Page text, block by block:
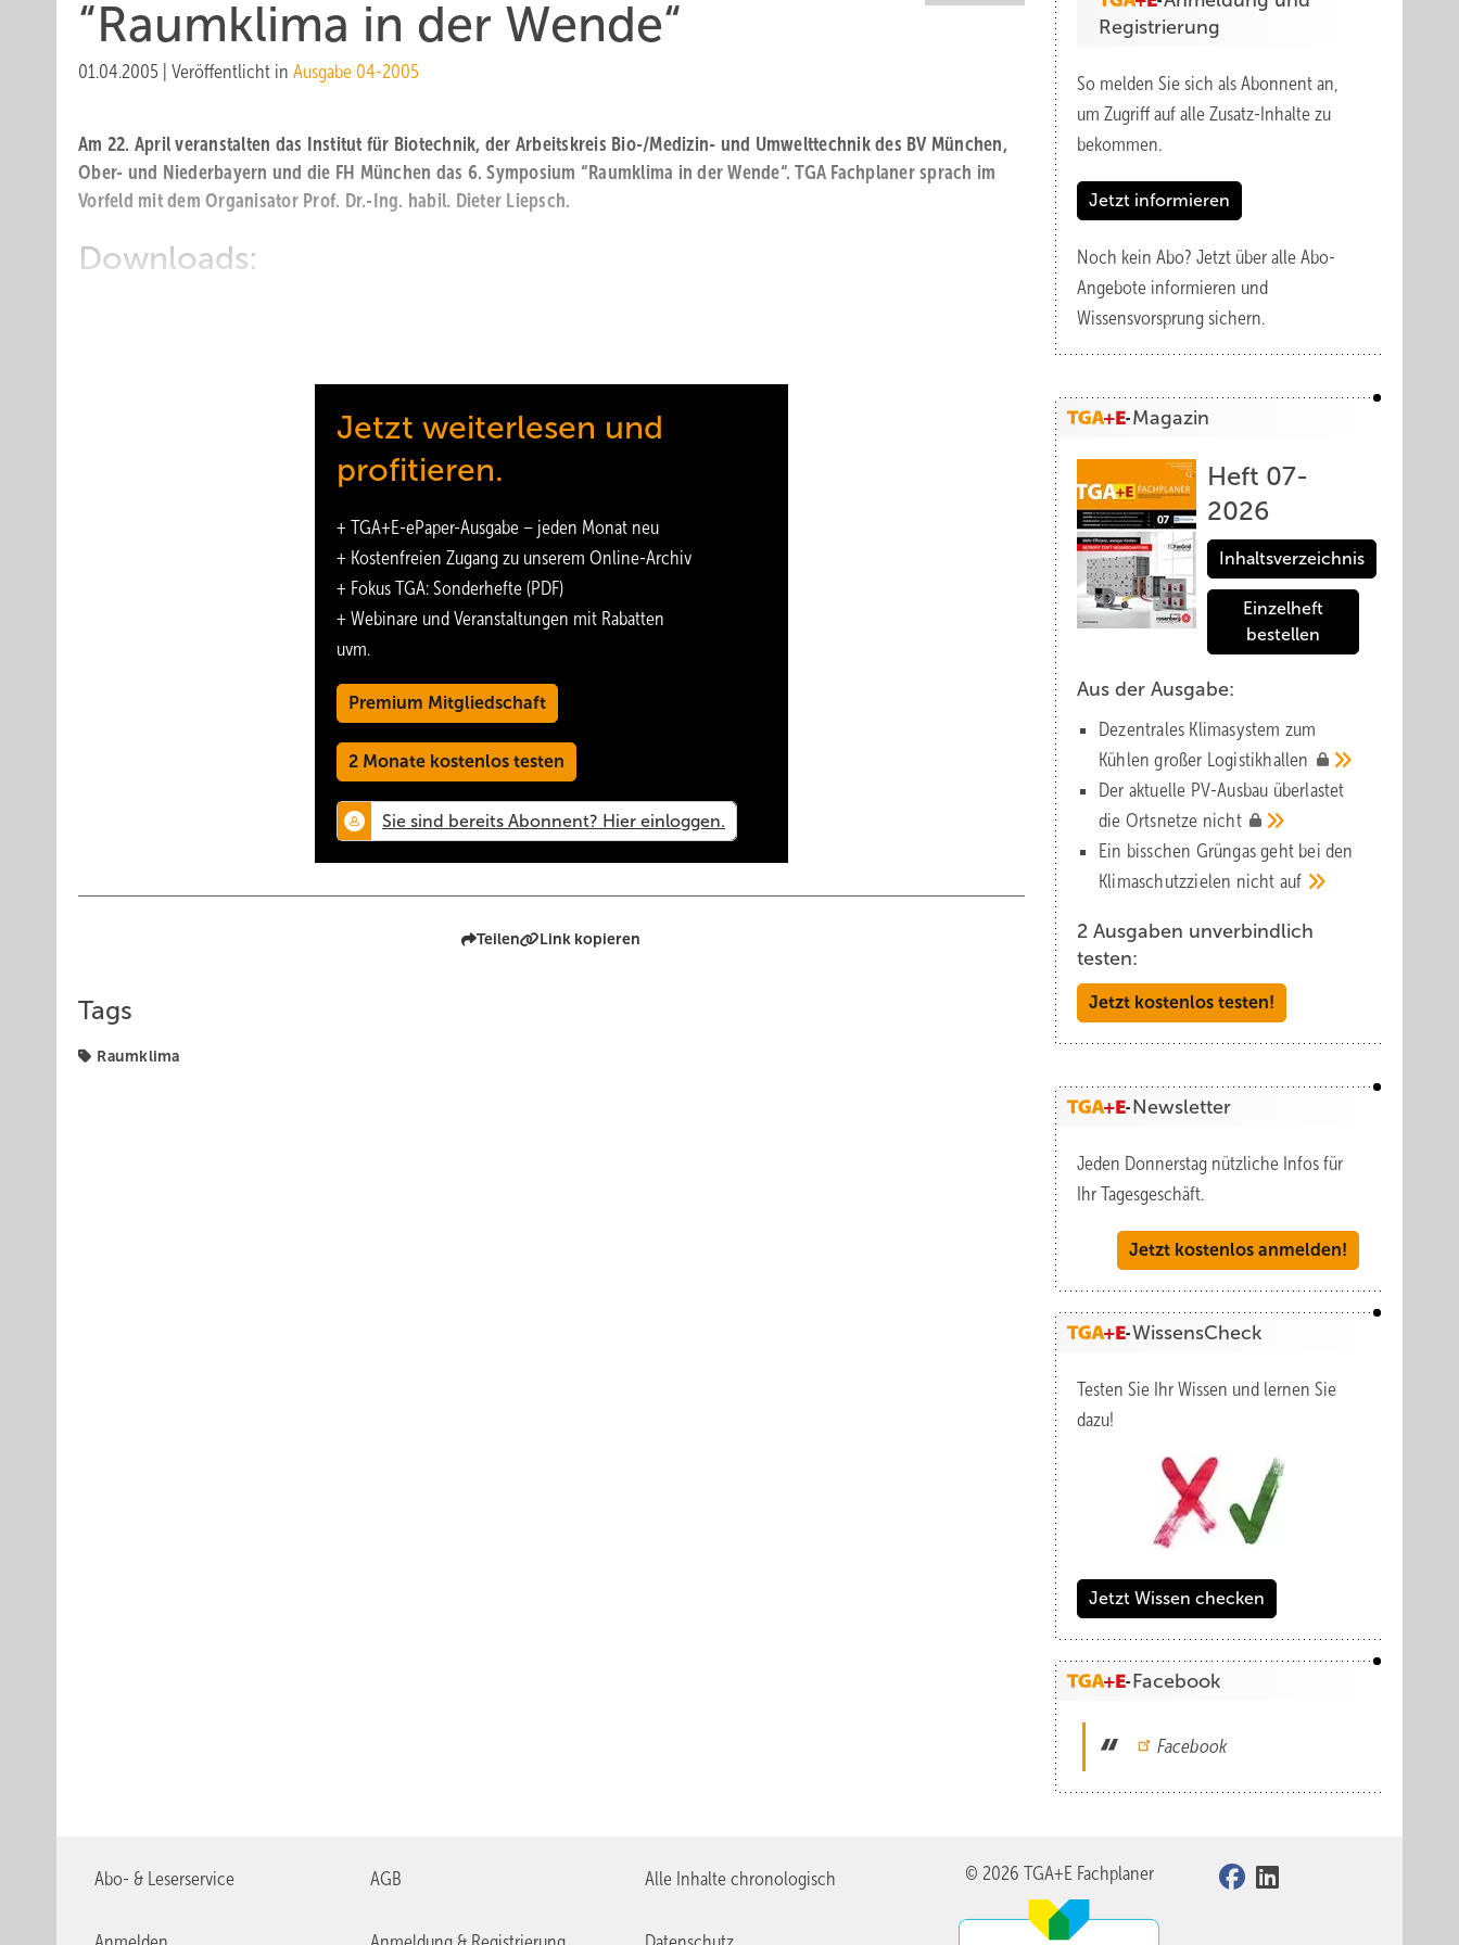
“Raumklima in der Wende“
01.04.2005 Veröffentlicht in Ausgabe 04-2005
Am 22. April veranstalten das Institut für Biotechnik, der Arbeitskreis Bio-/Medizin- und Umwelttechnik des BV München,
Ober- und Niederbayern und die FH München das 6. Symposium “Raumklima in der Wende“. TGA Fachplaner sprach im
Vorfeld mit dem Organisator Prof. Dr.-Ing. habil. Dieter Liepsch.
Downloads:
Jetzt weiterlesen und
profitieren.
+ TGA+E-ePaper-Ausgabe – jeden Monat neu
+ Kostenfreien Zugang zu unserem Online-Archiv
+ Fokus TGA: Sonderhefte (PDF)
+ Webinare und Veranstaltungen mit Rabatten
uvm.
Premium Mitgliedschaft
2 Monate kostenlos testen
Teilen Link kopieren
Tags
Raumklima
Registrierung
So melden Sie sich als Abonnent an,
um Zugriff auf alle Zusatz-Inhalte zu
bekommen.
Jetzt informieren
Noch kein Abo? Jetzt über alle Abo-
Angebote informieren und
Wissensvorsprung sichern.
Magazin
Heft 07-
2026
Inhaltsverzeichnis
Einzelheft
bestellen
Aus der Ausgabe:
Dezentrales Klimasystem zum
Kühlen großer Logistik­hallen
Der aktuelle PV-Ausbau über­lastet
die Orts­netze nicht
Ein bisschen Grüngas geht bei den
Klima­schutz­zielen nicht auf
2 Ausgaben unverbindlich
testen:
Jetzt kostenlos testen!
Newsletter
Jeden Donnerstag nützliche Infos für
Ihr Tagesgeschäft.
Jetzt kostenlos anmelden!
WissensCheck
Testen Sie Ihr Wissen und lernen Sie
dazu!
Jetzt Wissen checken
Facebook
Facebook
Abo- & Leserservice AGB Alle Inhalte chronologisch © 2026 TGA+E Fachplaner